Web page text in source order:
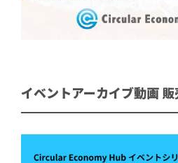
イベントアーカイブ動画 販